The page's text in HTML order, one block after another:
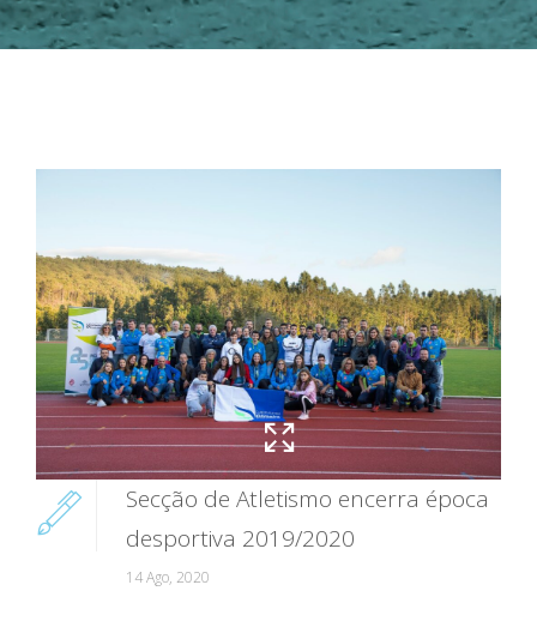
Secção de Atletismo encerra época
desportiva 2019/2020
14 Ago, 2020